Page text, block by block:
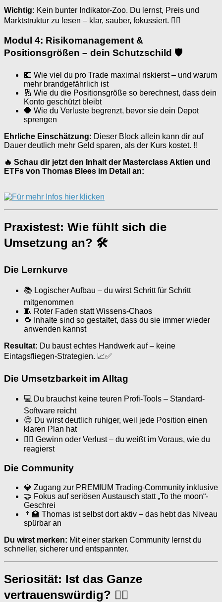
Wichtig: Kein bunter Indikator-Zoo. Du lernst, Preis und
Marktstruktur zu lesen – klar, sauber, fokussiert. 🕵️‍♂️
Modul 4: Risikomanagement &
Positionsgrößen – dein Schutzschild 🛡
💶 Wie viel du pro Trade maximal riskierst – und warum
mehr brandgefährlich ist
🔢 Wie du die Positionsgröße so berechnest, dass dein
Konto geschützt bleibt
🛑 Wie du Verluste begrenzt, bevor sie dein Depot
sprengen
Ehrliche Einschätzung: Dieser Block allein kann dir auf
Dauer deutlich mehr Geld sparen, als der Kurs kostet. ‼️
🔥 Schau dir jetzt den Inhalt der Masterclass Aktien und
ETFs von Thomas Blees im Detail an:
Praxistest: Wie fühlt sich die
Umsetzung an? 🛠
Die Lernkurve
📚 Logischer Aufbau – du wirst Schritt für Schritt
mitgenommen
🧵 Roter Faden statt Wissens-Chaos
🔁 Inhalte sind so gestaltet, dass du sie immer wieder
anwenden kannst
Resultat: Du baust echtes Handwerk auf – keine
Eintagsfliegen-Strategien. 📈✅
Die Umsetzbarkeit im Alltag
💻 Du brauchst keine teuren Profi-Tools – Standard-
Software reicht
😌 Du wirst deutlich ruhiger, weil jede Position einen
klaren Plan hat
🧘‍♂️ Gewinn oder Verlust – du weißt im Voraus, wie du
reagierst
Die Community
💎 Zugang zur PREMIUM Trading-Community inklusive
🤝 Fokus auf seriösen Austausch statt „To the moon“-
Geschrei
👨‍🏫 Thomas ist selbst dort aktiv – das hebt das Niveau
spürbar an
Du wirst merken: Mit einer starken Community lernst du
schneller, sicherer und entspannter.
Seriosität: Ist das Ganze
vertrauenswürdig? 🕵️‍♀️